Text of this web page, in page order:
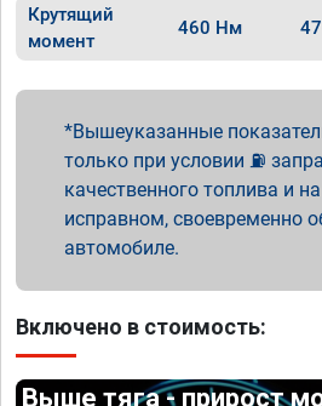
Крутящий
момент
460 Нм
Вышеуказанные
только при условии ⛽
качественного топлива и
исправном, своевременно
автомобиле.
Включено в стоимость:
Выше тяга - прирост